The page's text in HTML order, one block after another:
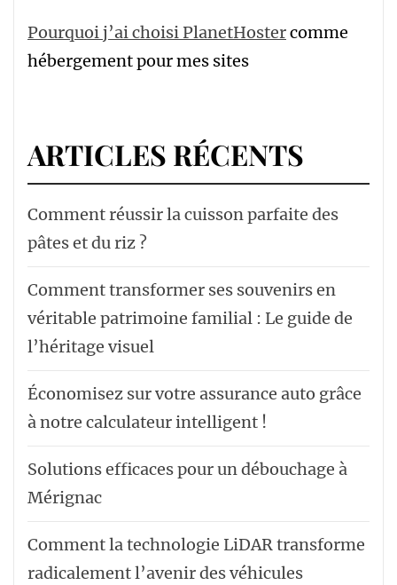
Pourquoi j’ai choisi PlanetHostercomme
hébergement pour mes sites
ARTICLES RÉCENTS
Comment réussir la cuisson parfaite des
pâtes et du riz ?
Comment transformer ses souvenirs en
véritable patrimoine familial : Le guide de
l’héritage visuel
Économisez sur votre assurance auto grâce
à notre calculateur intelligent !
Solutions efficaces pour un débouchage à
Mérignac
Comment la technologie LiDAR transforme
radicalement l’avenir des véhicules